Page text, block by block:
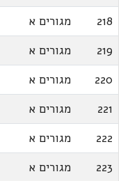
218
מגורים א
219
מגורים א
220
מגורים א
221
מגורים א
222
מגורים א
223
מגורים א